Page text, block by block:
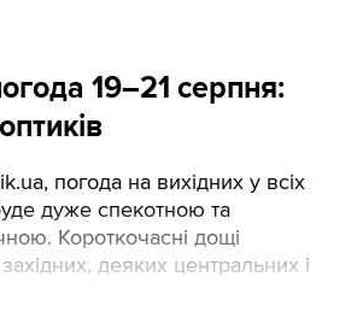
19–21 серпня:
погода на вихідних у всіх
дуже спекотною та
Короткочасні дощі
деяких центральних і